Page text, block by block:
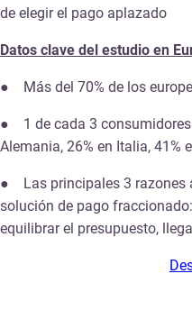
de elegir el pago aplazado
Datos clave del estudio en
● Más del 70% de los
● 1 de cada 3
Alemania, 26% en Italia, 41%
● Las principales 3 razones
solución de pago
equilibrar el presupuesto,